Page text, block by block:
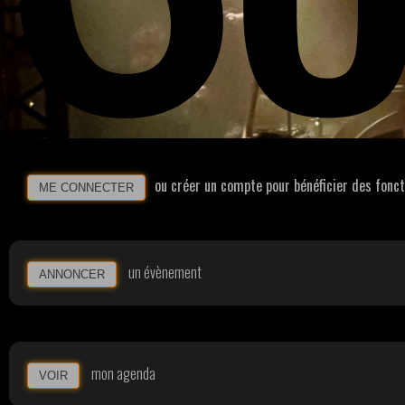
ME CONNECTER ou créer un compte pour bénéficier des
ANNONCER un évènement
VOIR mon agenda